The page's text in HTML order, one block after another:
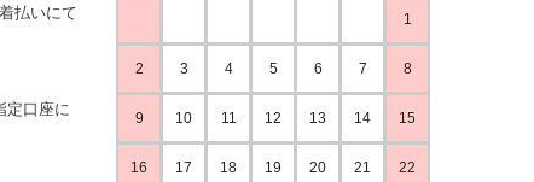
払いにて
定口座に
1
2 3 4 5 6 7 8
9 10 11 12 13 14 15
16 17 18 19 20 21 22